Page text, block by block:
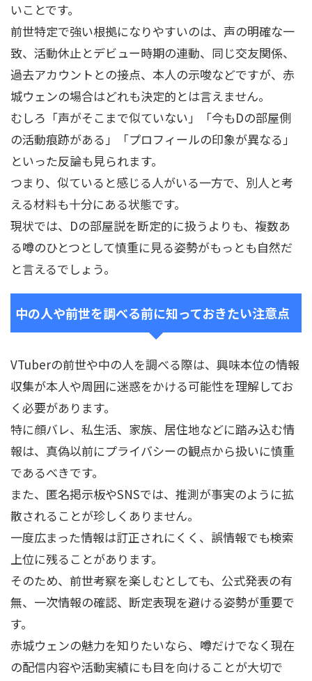
いことです。
前世特定で強い根拠になりやすいのは、声の明確な一
致、活動休止とデビュー時期の連動、同じ交友関係、
過去アカウントとの接点、本人の示唆などですが、赤
城ウェンの場合はどれも決定的とは言えません。
むしろ「声がそこまで似ていない」「今もDの部屋側
の活動痕跡がある」「プロフィールの印象が異なる」
といった反論も見られます。
つまり、似ていると感じる人がいる一方で、別人と考
える材料も十分にある状態です。
現状では、Dの部屋説を断定的に扱うよりも、複数あ
る噂のひとつとして慎重に見る姿勢がもっとも自然だ
と言えるでしょう。
中の人や前世を調べる前に知っておきたい注意点
VTuberの前世や中の人を調べる際は、興味本位の情報
収集が本人や周囲に迷惑をかける可能性を理解してお
く必要があります。
特に顔バレ、私生活、家族、居住地などに踏み込む情
報は、真偽以前にプライバシーの観点から扱いに慎重
であるべきです。
また、匿名掲示板やSNSでは、推測が事実のように拡
散されることが珍しくありません。
一度広まった情報は訂正されにくく、誤情報でも検索
上位に残ることがあります。
そのため、前世考察を楽しむとしても、公式発表の有
無、一次情報の確認、断定表現を避ける姿勢が重要で
す。
赤城ウェンの魅力を知りたいなら、噂だけでなく現在
の配信内容や活動実績にも目を向けることが大切で